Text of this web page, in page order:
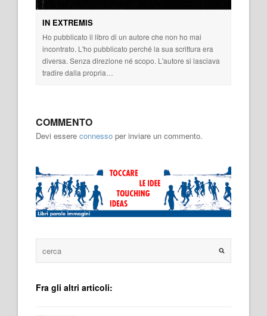
IN EXTREMIS
Ho pubblicato il libro di un autore che non ho mai
incontrato. L'ho pubblicato perché la sua scrittura era
diversa. Senza direzione né scopo. L'autore si lasciava
tradire dalla propria…
COMMENTO
Devi essere connesso per inviare un commento.
Fra gli altri articoli: